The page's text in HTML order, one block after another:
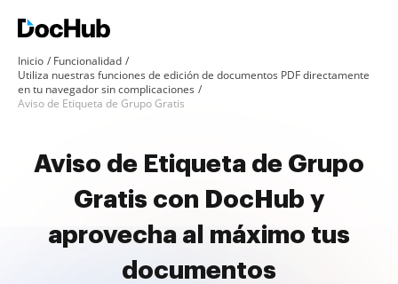
Inicio
Funcionalidad
Utiliza nuestras funciones de edición de documentos PDF directamente
en tu navegador sin complicaciones
Aviso de Etiqueta de Grupo Gratis
Aviso de Etiqueta de Grupo
Gratis con DocHub y
aprovecha al máximo tus
documentos